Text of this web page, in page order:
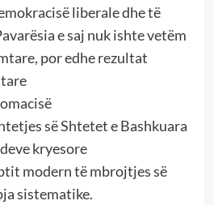
liberale dhe të
e saj nuk ishte vetëm
por edhe rezultat
së Shtetet e Bashkuara
kryesore
modern të mbrojtjes së
sistematike.